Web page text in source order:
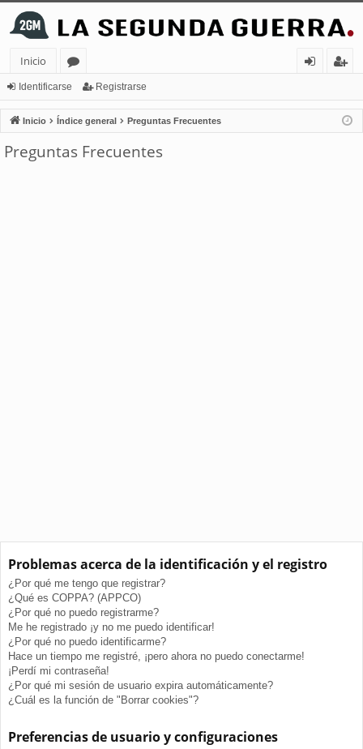
Inicio
or
os
nt
ifi
ist
ra
Identificarse Registrarse
Inicio Índice general Preguntas Frecuentes
Preguntas Frecuentes
Problemas acerca de la identificación y el registro
¿Por qué me tengo que registrar?
¿Qué es COPPA? (APPCO)
¿Por qué no puedo registrarme?
Me he registrado ¡y no me puedo identificar!
¿Por qué no puedo identificarme?
Hace un tiempo me registré, ¡pero ahora no puedo conectarme!
¡Perdí mi contraseña!
¿Por qué mi sesión de usuario expira automáticamente?
¿Cuál es la función de "Borrar cookies"?
Preferencias de usuario y configuraciones